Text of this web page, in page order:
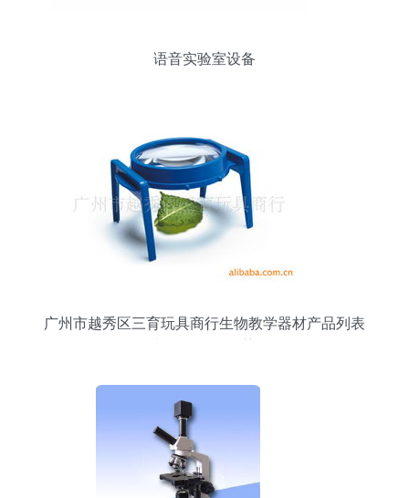
语音实验室设备
广州市越秀区三育玩具商行生物教学器材产品列表